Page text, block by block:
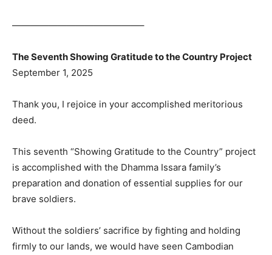
——————————————–
The Seventh Showing Gratitude to the Country Project
September 1, 2025
Thank you, I rejoice in your accomplished meritorious
deed.
This seventh “Showing Gratitude to the Country” project
is accomplished with the Dhamma Issara family’s
preparation and donation of essential supplies for our
brave soldiers.
Without the soldiers’ sacrifice by fighting and holding
firmly to our lands, we would have seen Cambodian